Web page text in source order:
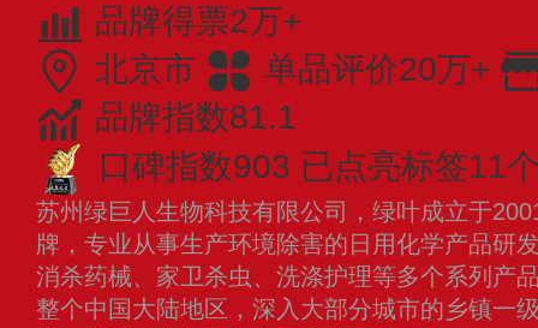
品牌得票2万+
北京市
单品评价20万+
品牌指数81.1
口碑指数903 已点亮标签11
苏州绿巨人生物科技有限公司，绿叶成立于
牌，专业从事生产环境除害的日用化学产品研
消杀药械、家卫杀虫、洗涤护理等多个系列产
整个中国大陆地区，深入大部分城市的乡镇一